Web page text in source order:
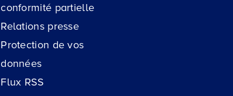
conformité partielle
Relations presse
Protection de vos
données
Flux RSS